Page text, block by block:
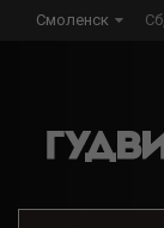
Смоленск